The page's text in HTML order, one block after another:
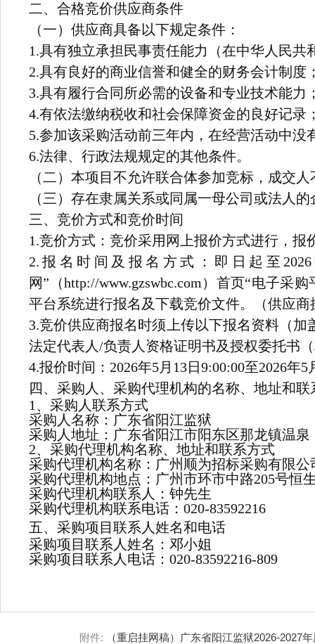
二、合格竞价供应商条件
（一）供应商具备以下规定条件：
1.具有独立承担民事责任能力（在中华人民
2.具有良好的商业信誉和健全的财务会计制度
3.具有履行合同所必需的设备和专业技术能力
4.有依法缴纳税收和社会保障资金的良好记录
5.参加该采购活动前三年内，在经营活动中
6.法律、行政法规规定的其他条件。
（二）本项目不允许联合体参加竞标，成交
（三）存在隶属关系或同属一母公司或法人
三、竞价方式和竞价时间
1.竞价方式：竞价采用网上报价方式进行，
2.报名时间及报名方式： 即日起至
网”（http://www.gzswbc.com） 首页“电子采购
平台系统进行报名及下载竞价文件。（供应商
3.竞价供应商报名时须上传以下报名资料（
法定代表人/负责人资格证明书及授权委托书
4.报价时间：2026年5月13日9:00:00至2026年5
四、采购人、采购代理机构的名称、地址和联
1、采购人联系方式
采购人名称：广东省阳江监狱
采购人地址：广东省阳江市阳东区那龙镇温泉
2、采购代理机构名称、地址和联系方式
采购代理机构名称：广州顺为招标采购有限公
采购代理机构地点：广州市环市中路205号恒
采购代理机构联系人：钟先生
采购代理机构联系电话：020-83592216
五、采购项目联系人姓名和电话
采购项目联系人姓名：邓小姐
采购项目联系人电话：020-83592216-809
附件: （重启挂网稿）广东省阳江监狱2026-2027